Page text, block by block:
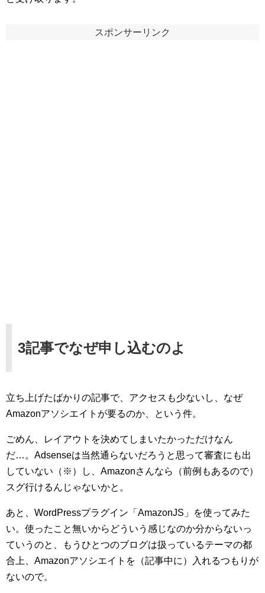
スポンサーリンク
3記事でなぜ申し込むのよ
立ち上げたばかりの記事で、アクセスも少ないし、なぜ
Amazonアソシエイトが要るのか、という件。
ごめん、レイアウトを決めてしまいたかっただけなん
だ…。Adsenseは当然通らないだろうと思って審査にも出
していない（※）し、Amazonさんなら（前例もあるので）
スグ行けるんじゃないかと。
あと、WordPressプラグイン「AmazonJS」を使ってみた
い。使ったこと無いからどういう感じなのか分からないっ
ていうのと、もうひとつのブログは扱っているテーマの都
合上、Amazonアソシエイトを（記事中に）入れるつもりが
ないので。